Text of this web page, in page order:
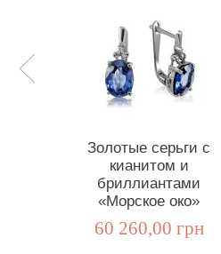
Золотые серьги с
кианитом и
бриллиантами
«Морское око»
60 260,00 грн